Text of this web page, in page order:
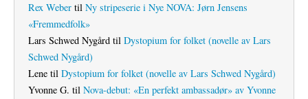
Rex Weber til Ny stripeserie i Nye NOVA: Jørn Jensens
«Fremmedfolk»
Lars Schwed Nygård til Dystopium for folket (novelle av Lars
Schwed Nygård)
Lene til Dystopium for folket (novelle av Lars Schwed Nygård)
Yvonne G. til Nova-debut: «En perfekt ambassadør» av Yvonne